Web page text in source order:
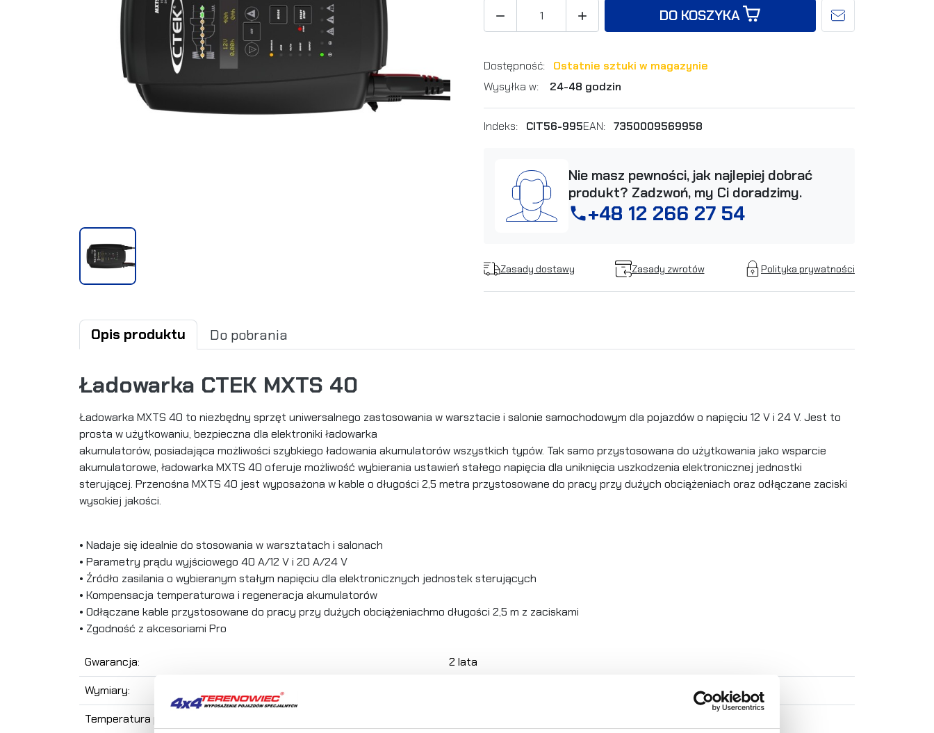
  DO KOSZYKA
Dostępność:
Ostatnie sztuki w magazynie
Wysyłka w:
24-48 godzin
Indeks: CIT56-995EAN: 7350009569958
Nie masz pewności, jak najlepiej dobrać
produkt? Zadzwoń, my Ci doradzimy.
phone+48 12 266 27 54
Zasady dostawy Zasady zwrotów Polityka prywatności
Opis produktu Do pobrania
Ładowarka CTEK MXTS 40
Ładowarka MXTS 40 to niezbędny sprzęt uniwersalnego zastosowania w warsztacie i salonie samochodowym dla pojazdów o napięciu 12 V i 24 V. Jest to
prosta w użytkowaniu, bezpieczna dla elektroniki ładowarka
akumulatorów, posiadająca możliwości szybkiego ładowania akumulatorów wszystkich typów. Tak samo przystosowana do użytkowania jako wsparcie
akumulatorowe, ładowarka MXTS 40 oferuje możliwość wybierania ustawień stałego napięcia dla uniknięcia uszkodzenia elektronicznej jednostki
sterującej. Przenośna MXTS 40 jest wyposażona w kable o długości 2,5 metra przystosowane do pracy przy dużych obciążeniach oraz odłączane zaciski
wysokiej jakości.
• Nadaje się idealnie do stosowania w warsztatach i salonach
• Parametry prądu wyjściowego 40 A/12 V i 20 A/24 V
• Źródło zasilania o wybieranym stałym napięciu dla elektronicznych jednostek sterujących
• Kompensacja temperaturowa i regeneracja akumulatorów
• Odłączane kable przystosowane do pracy przy dużych obciążeniachmo długości 2,5 m z zaciskami
• Zgodność z akcesoriami Pro
Gwarancja:
2 lata
Wymiary:
Temperatura pracy :